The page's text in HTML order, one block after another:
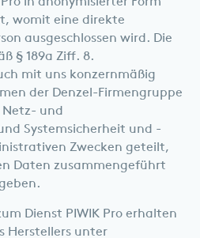
womit eine direkte
ausgeschlossen wird. Die
§ 189a Ziff. 8.
mit uns konzernmäßig
der Denzel-Firmengruppe
und
Systemsicherheit und -
Zwecken geteilt,
Daten zusammengeführt
Dienst PIWIK Pro erhalten
Herstellers unter